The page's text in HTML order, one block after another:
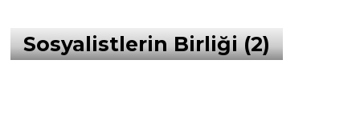
Sosyalistlerin Birliği (2)